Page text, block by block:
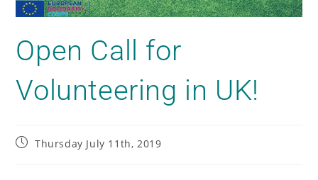
Open Call for
Volunteering in UK!
Thursday July 11th, 2019